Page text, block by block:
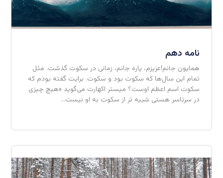
نامه دهم
همایون جانم!عزیزم، پاره جانم، زمانی در سکوت گذشت. مثل
تمام این سال‌ها که سکوت بود و سکوت. برایت گفته بودم که
سکوت اسم اعظم اوست؟ میستر اکهارت می‌گوید «هیچ چیزی
در سرتاسر هستی شبیه تر از سکوت به او نیست…